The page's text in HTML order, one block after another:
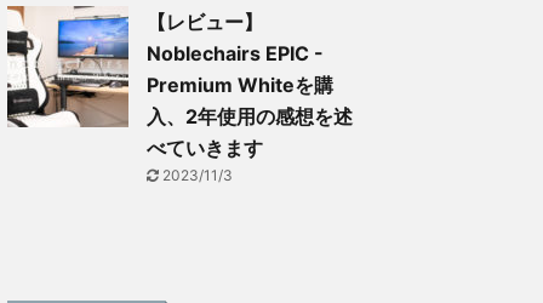
【レビュー】
Noblechairs EPIC -
Premium Whiteを購
入、2年使用の感想を述
べていきます
2023/11/3